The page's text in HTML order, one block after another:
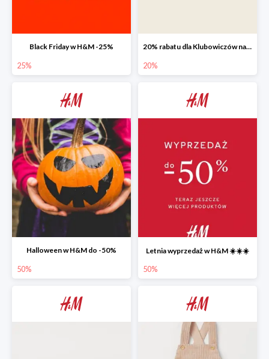
Black Friday w H&M -25%
25%
20% rabatu dla Klubowiczów na dzianinę i bluzy
20%
Halloween w H&M do -50%
50%
Letnia wyprzedaż w H&M ☀️☀️☀️
50%